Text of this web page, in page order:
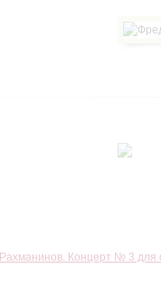
Рахманинов. Концерт № 3